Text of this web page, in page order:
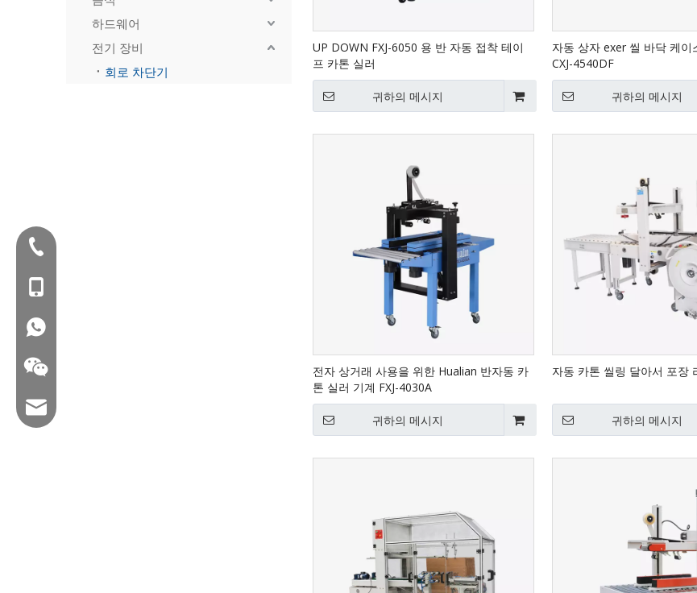
하드웨어
전기 장비
회로 차단기
UP DOWN FXJ-6050 용 반 자동 접착 테이
프 카톤 실러
귀하의 메시지
자동 상자 exer 씰 바닥 케이
CXJ-4540DF
귀하의 메시지
전자 상거래 사용을 위한 Hualian 반자동 카
톤 실러 기계 FXJ-4030A
귀하의 메시지
자동 카톤 씰링 달아서 포장
귀하의 메시지